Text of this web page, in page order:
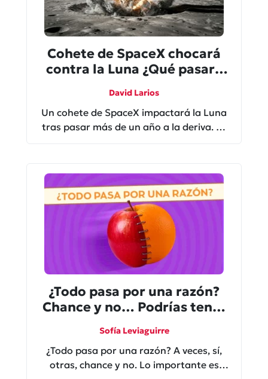
Cohete de SpaceX chocará
contra la Luna ¿Qué pasará
David Larios
Un cohete de SpaceX impactará la Luna
tras pasar más de un año a la deriva. Te
¿Todo pasa por una razón?
Chance y no… Podrías tener
Sofía Leviaguirre
¿Todo pasa por una razón? A veces, sí,
otras, chance y no. Lo importante es